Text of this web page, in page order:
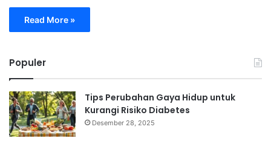
Read More »
Populer
Tips Perubahan Gaya Hidup untuk
Kurangi Risiko Diabetes
Desember 28, 2025